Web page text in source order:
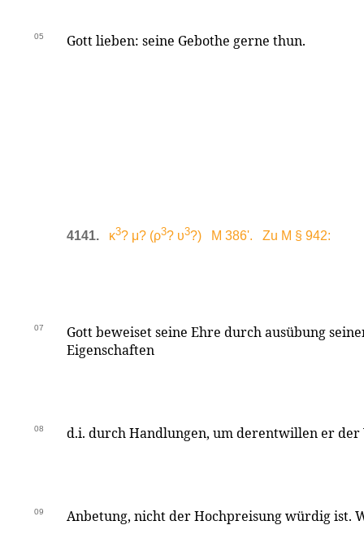
05 Gott lieben: seine Gebothe gerne thun.
4141. κ3? μ? (ρ3? υ3?) M 386'. Zu M § 942:
07
Gott beweiset seine Ehre durch ausübung
Eigenschaften
08 d.i. durch Handlungen, um derentwillen er der
09 Anbetung, nicht der Hochpreisung würdig ist.